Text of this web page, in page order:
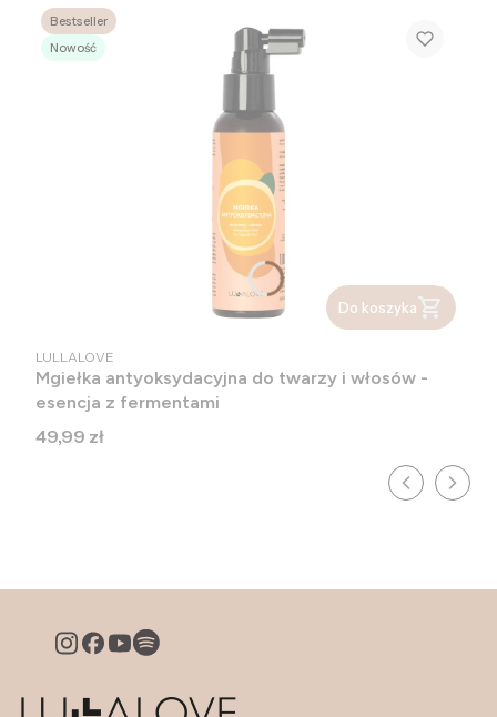
Bestseller
Nowość
Do koszyka
PRODUCENT
LULLALOVE
Mgiełka antyoksydacyjna do twarzy i włosów -
esencja z fermentami
Cena
49,99 zł